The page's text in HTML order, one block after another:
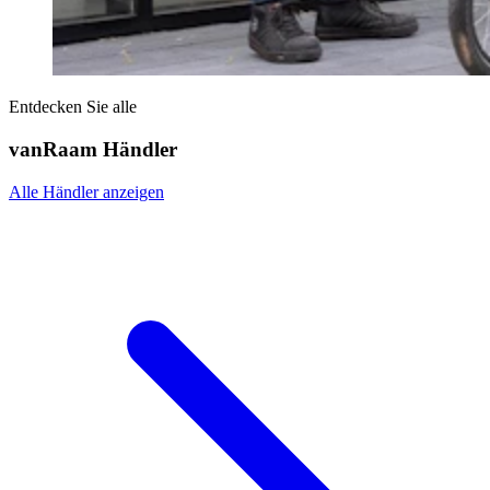
Entdecken Sie alle
vanRaam Händler
Alle Händler anzeigen